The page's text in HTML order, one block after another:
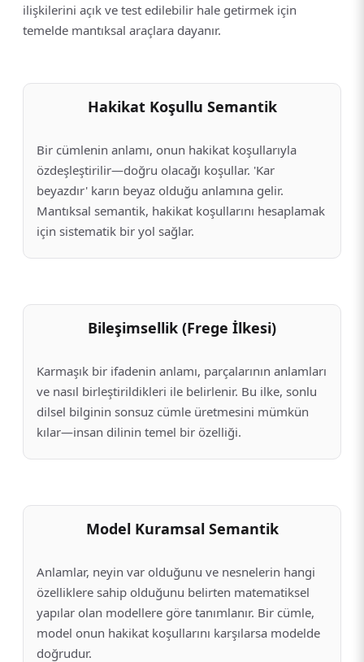
ilişkilerini açık ve test edilebilir hale getirmek için
temelde mantıksal araçlara dayanır.
Hakikat Koşullu Semantik
Bir cümlenin anlamı, onun hakikat koşullarıyla
özdeşleştirilir—doğru olacağı koşullar. 'Kar
beyazdır' karın beyaz olduğu anlamına gelir.
Mantıksal semantik, hakikat koşullarını hesaplamak
için sistematik bir yol sağlar.
Bileşimsellik (Frege İlkesi)
Karmaşık bir ifadenin anlamı, parçalarının anlamları
ve nasıl birleştirildikleri ile belirlenir. Bu ilke, sonlu
dilsel bilginin sonsuz cümle üretmesini mümkün
kılar—insan dilinin temel bir özelliği.
Model Kuramsal Semantik
Anlamlar, neyin var olduğunu ve nesnelerin hangi
özelliklere sahip olduğunu belirten matematiksel
yapılar olan modellere göre tanımlanır. Bir cümle,
model onun hakikat koşullarını karşılarsa modelde
doğrudur.